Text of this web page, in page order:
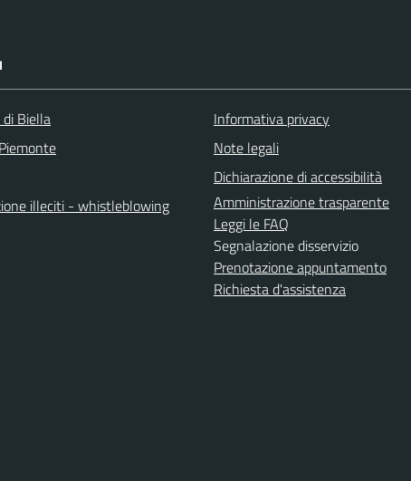
Biella
illeciti - whistleblowing
Informativa privacy
Note legali
Dichiarazione di accessibilità
Amministrazione trasparente
Leggi le FAQ
Segnalazione disservizio
Prenotazione appuntamento
Richiesta d'assistenza